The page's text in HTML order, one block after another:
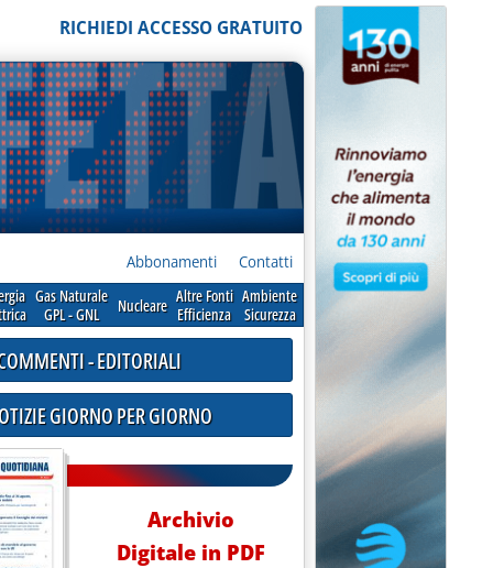
RICHIEDI ACCESSO GRATUITO
Abbonamenti Contatti
Gas Naturale
GPL - GNL
Nucleare Altre Fonti
Efficienza
Ambiente
Sicurezza
- EDITORIALI
GIORNO PER GIORNO
Archivio
Digitale in PDF